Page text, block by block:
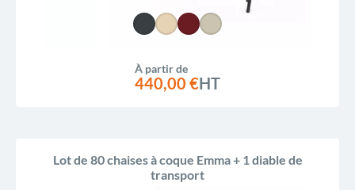
À partir de
440,00 €HT
Lot de 80 chaises à coque Emma + 1 diable de
transport